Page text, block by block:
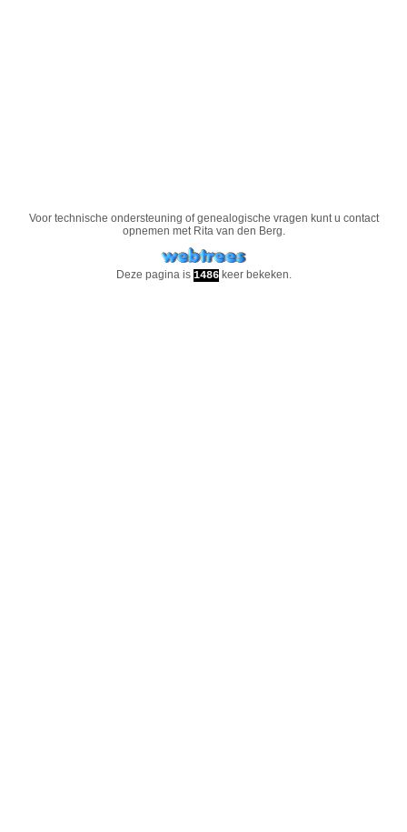
Voor technische ondersteuning of genealogische vragen kunt u contact
opnemen met Rita van den Berg.
Deze pagina is 1486keer bekeken.